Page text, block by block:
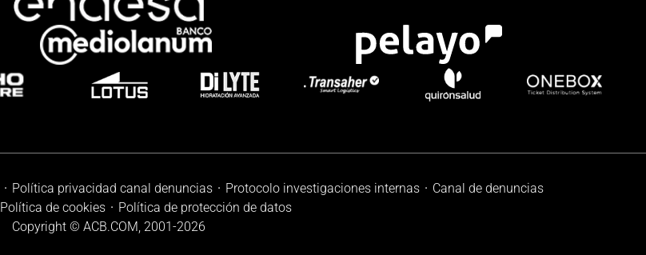
Política privacidad canal denuncias Protocolo investigaciones internas
Canal de denuncias
Política de cookies
Política de protección de datos
Copyright © ACB.COM, 2001-2026